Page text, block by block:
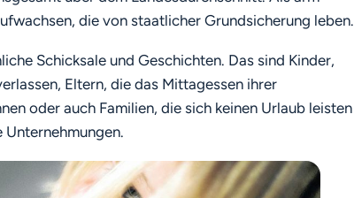
die von staatlicher Grundsicherung leben.
Schicksale und Geschichten. Das sind Kinder,
Eltern, die das Mittagessen ihrer
oder auch Familien, die sich keinen Urlaub leisten